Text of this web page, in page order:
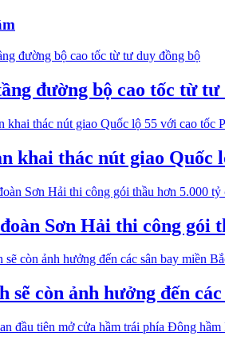
đường bộ cao tốc từ tư
khai thác nút giao
Sơn Hải thi công gói
sẽ còn ảnh hưởng đến